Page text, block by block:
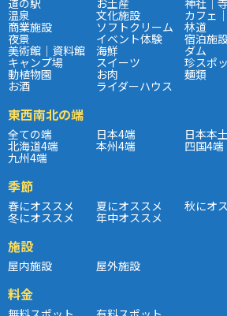
温泉 文化施設 カフェ
商業施設 ソフトクリーム 林道
夜景 イベント体験 宿泊施
美術館｜資料館 海鮮 ダム
キャンプ場 スイーツ 珍スポ
動植物園 お肉 麺類
お酒 ライダーハウス
東西南北の端
全ての端 日本4端 日本本
北海道4端 本州4端 四国4端
九州4端
季節
春にオススメ 夏にオススメ 秋にオ
冬にオススメ 年中オススメ
施設
屋内施設 屋外施設
料金